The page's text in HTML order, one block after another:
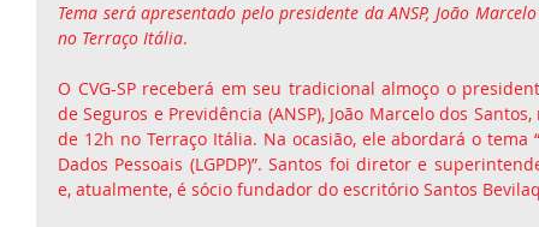
Tema será apresentado pelo presidente da ANSP, João
no Terraço Itália.
O CVG-SP receberá em seu tradicional almoço o
de Seguros e Previdência (ANSP), João Marcelo dos
de 12h no Terraço Itália. Na ocasião, ele abordará o tema
Dados Pessoais (LGPDP)”. Santos foi diretor e
e, atualmente, é sócio fundador do escritório Santos